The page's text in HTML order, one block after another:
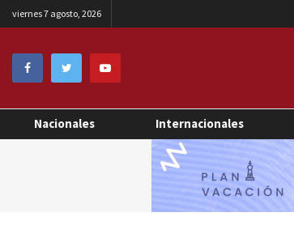
viernes 7 agosto, 2026
Nacionales Internacionales